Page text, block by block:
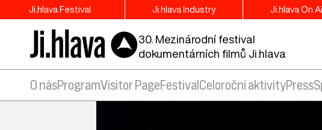
Ji.hlava Festival Ji.hlava Industry Ji.hlava On
30. Mezinárodní festival
dokumentárních filmů Ji.hlava
O násProgramVisitor PageFestival Celoroční aktivityPress